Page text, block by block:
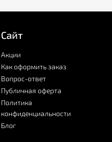
Сайт
Акции
Как оформить заказ
Вопрос-ответ
Публичная оферта
Политика
конфиденциальности
Блог